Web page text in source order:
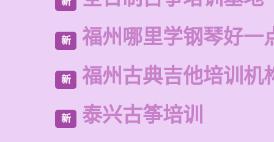
新 福州哪里学钢琴好一
新 福州古典吉他培训机
新 泰兴古筝培训